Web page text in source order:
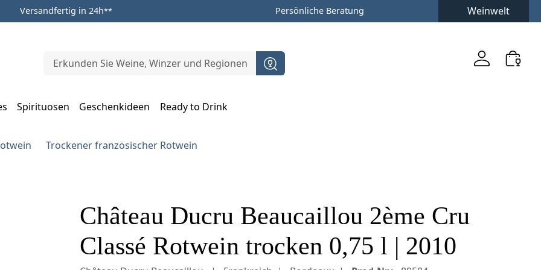
Versandfertig in 24h** Persönliche Beratung Weinwelt
Spirituosen Geschenkideen
Ready to Drink
Trockener französischer Rotwein
Château Ducru Beaucaillou 2ème Cru
Classé Rotwein trocken 0,75 l | 2010